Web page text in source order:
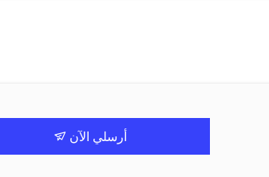
أرسلي الآن